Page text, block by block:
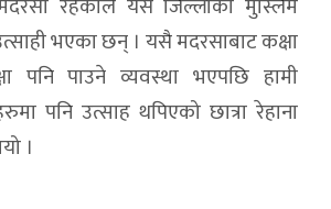
रहेकोले यस जिल्लाका मुस्लिम
भएका छन् । यसै मदरसाबाट कक्षा
पनि पाउने व्यवस्था भएपछि हामी
पनि उत्साह थपिएको छात्रा रेहाना
।